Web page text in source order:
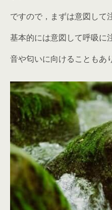
ですので，まずは意図して
基本的には意図して呼吸に
音や匂いに向けることもあ